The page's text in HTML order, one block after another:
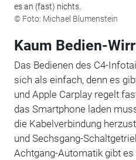
es an (fast) nichts.
© Foto: Michael Blumenstein
Kaum Bedien-
Das Bedienen des C4-
sich als einfach, denn es
und Apple Carplay regelt
das Smartphone laden
die Kabelverbindung
und Sechsgang-
Achtgang-Automatik gibt